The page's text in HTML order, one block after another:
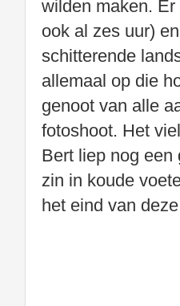
wilden maken.
ook al zes uur)
schitterende
allemaal op die
genoot van alle
fotoshoot. Het
Bert liep nog een
zin in koude
het eind van